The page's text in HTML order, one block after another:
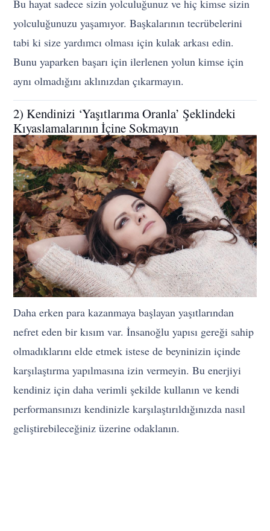
Bu hayat sadece sizin yolculuğunuz ve hiç kimse sizin
yolculuğunuzu yaşamıyor. Başkalarının tecrübelerini
tabi ki size yardımcı olması için kulak arkası edin.
Bunu yaparken başarı için ilerlenen yolun kimse için
aynı olmadığını aklınızdan çıkarmayın.
2) Kendinizi ‘Yaşıtlarıma Oranla’ Şeklindeki
Kıyaslamalarının İçine Sokmayın
Daha erken para kazanmaya başlayan yaşıtlarından
nefret eden bir kısım var. İnsanoğlu yapısı gereği sahip
olmadıklarını elde etmek istese de beyninizin içinde
karşılaştırma yapılmasına izin vermeyin. Bu enerjiyi
kendiniz için daha verimli şekilde kullanın ve kendi
performansınızı kendinizle karşılaştırıldığınızda nasıl
geliştirebileceğiniz üzerine odaklanın.